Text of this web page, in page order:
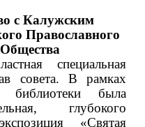
с Калужским
Православного
специальная
совета. В рамках
библиотеки была
глубокого
«Святая